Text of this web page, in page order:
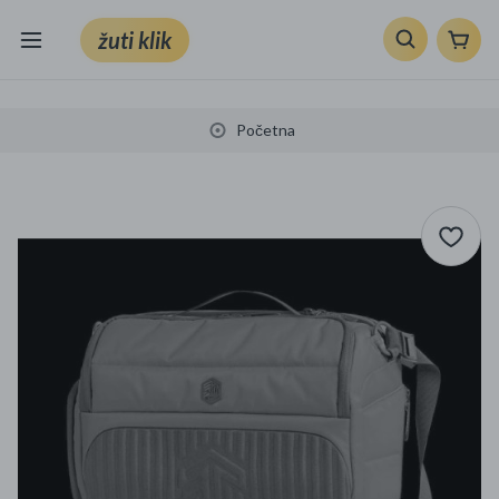
žuti klik
VRT I ALATI
Klik supermarket
Ljepota i zdravlje
Početna